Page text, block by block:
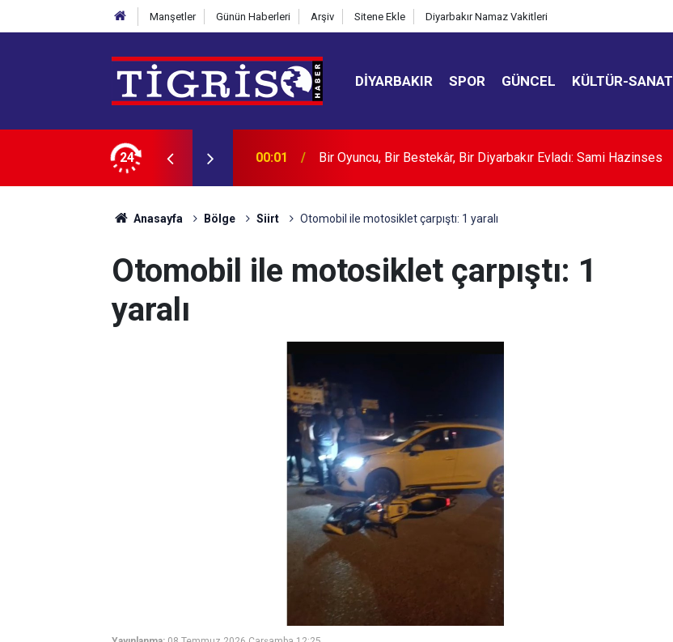
Manşetler Günün Haberleri Arşiv Sitene Ekle Diyarbakır Namaz Vakitleri
DIYARBAKIR SPOR GÜNCEL KÜLTÜR-SANAT
24
Evladı: Sami Hazinses 23:49 "Mekke Ortak Savunma Anlaşması" uluslararası basında
Anasayfa Bölge Siirt Otomobil ile motosiklet çarpıştı: 1 yaralı
Otomobil ile motosiklet çarpıştı: 1
yaralı